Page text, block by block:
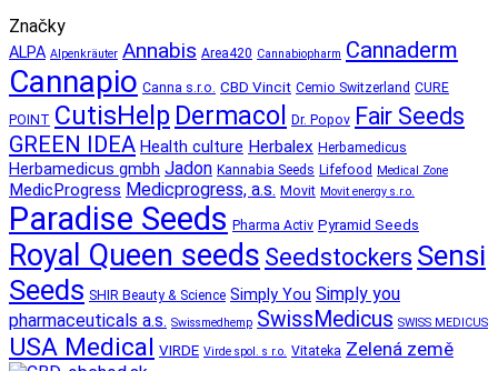
Značky
ALPA Alpenkräuter Annabis Area420 Cannabiopharm Cannaderm
Cannapio Canna s.r.o. CBD Vincit Cemio Switzerland CURE
POINT CutisHelp Dermacol Dr. Popov Fair Seeds
GREEN IDEA Health culture Herbalex Herbamedicus
Herbamedicus gmbh Jadon Kannabia Seeds Lifefood Medical Zone
MedicProgress Medicprogress, a.s. Movit Movit energy s.r.o.
Paradise Seeds Pharma Activ Pyramid Seeds
Royal Queen seeds Seedstockers Sensi
Seeds SHIR Beauty & Science Simply You Simply you
pharmaceuticals a.s. Swissmedhemp SwissMedicus SWISS MEDICUS
USA Medical VIRDE Virde spol. s r.o. Vitateka Zelená země